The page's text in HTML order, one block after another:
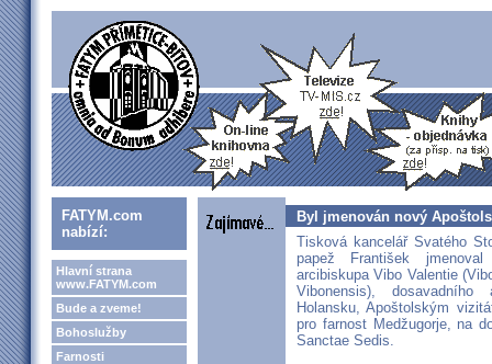
FATYM.com
nabízí:
Hlavní strana
www.FATYM.com
Bude a zveme!
Bohoslužby
Farnosti
Byl jmenován nový
Tisková kancelář Svatého
papež František
arcibiskupa Vibo Valentie
Vibonensis),
Holansku, Apoštolským
pro farnost Medžugorje, na
Sanctae Sedis.